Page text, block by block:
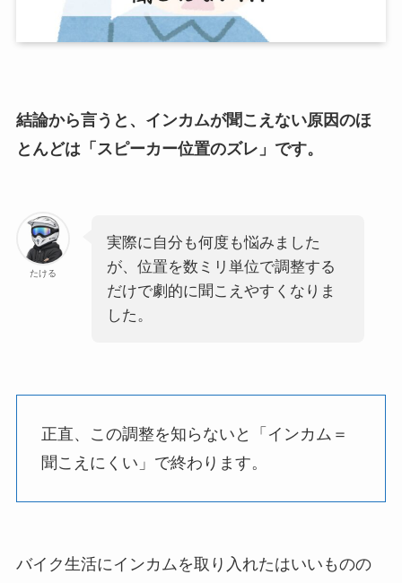
結論から言うと、インカムが聞こえない原因のほ
とんどは「スピーカー位置のズレ」です。
たける
実際に自分も何度も悩みました
が、位置を数ミリ単位で調整する
だけで劇的に聞こえやすくなりま
した。
正直、この調整を知らないと「インカム＝
聞こえにくい」で終わります。
バイク生活にインカムを取り入れたはいいものの